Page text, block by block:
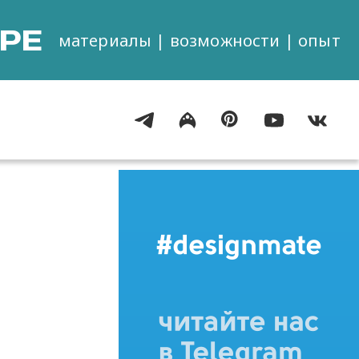
материалы | возможности | опыт